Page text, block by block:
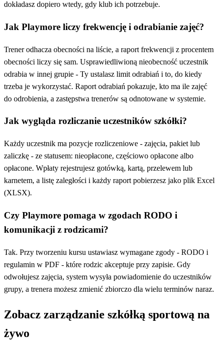
dokładasz dopiero wtedy, gdy klub ich potrzebuje.
Jak Playmore liczy frekwencję i odrabianie zajęć?
Trener odhacza obecności na liście, a raport frekwencji z procentem
obecności liczy się sam. Usprawiedliwioną nieobecność uczestnik
odrabia w innej grupie - Ty ustalasz limit odrabiań i to, do kiedy
trzeba je wykorzystać. Raport odrabiań pokazuje, kto ma ile zajęć
do odrobienia, a zastępstwa trenerów są odnotowane w systemie.
Jak wygląda rozliczanie uczestników szkółki?
Każdy uczestnik ma pozycje rozliczeniowe - zajęcia, pakiet lub
zaliczkę - ze statusem: nieopłacone, częściowo opłacone albo
opłacone. Wpłaty rejestrujesz gotówką, kartą, przelewem lub
karnetem, a listę zaległości i każdy raport pobierzesz jako plik Excel
(XLSX).
Czy Playmore pomaga w zgodach RODO i
komunikacji z rodzicami?
Tak. Przy tworzeniu kursu ustawiasz wymagane zgody - RODO i
regulamin w PDF - które rodzic akceptuje przy zapisie. Gdy
odwołujesz zajęcia, system wysyła powiadomienie do uczestników
grupy, a trenera możesz zmienić zbiorczo dla wielu terminów naraz.
Zobacz zarządzanie szkółką sportową na
żywo